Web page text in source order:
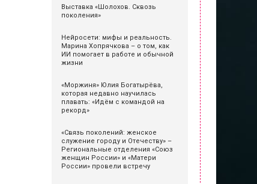
Выставка «Шолохов. Сквозь
поколения»
Нейросети: мифы и реальность.
Марина Хопрячкова – о том, как
ИИ помогает в работе и обычной
жизни
«Моржиня» Юлия Богатырёва,
которая недавно научилась
плавать: «Идём с командой на
рекорд»
«Связь поколений: женское
служение городу и Отечеству» –
Региональные отделения «Союз
женщин России» и «Матери
России» провели встречу